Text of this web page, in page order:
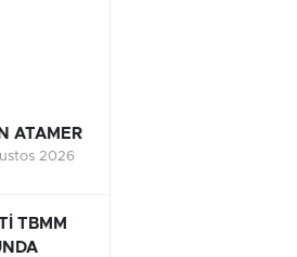
ATAMER
2026
TBMM